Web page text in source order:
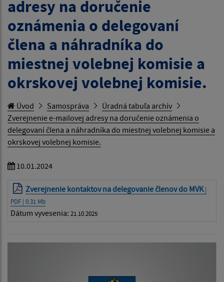
adresy na doručenie
oznámenia o delegovaní
člena a náhradníka do
miestnej volebnej komisie a
okrskovej volebnej komisie.
Úvod Samospráva
Úradná tabuľa archív
Zverejnenie e-mailovej adresy na doručenie oznámenia o
delegovaní člena a náhradníka do miestnej volebnej komisie a
okrskovej volebnej komisie.
10.01.2024
Zverejnenie kontaktov na delegovanie členov do MVK|
PDF | 0.31 Mb
Dátum vyvesenia: 21.10.2025